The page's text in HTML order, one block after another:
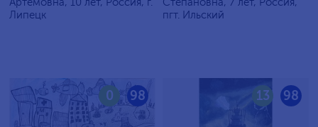
Липецк
пгт. Ильский
98
0 98
13